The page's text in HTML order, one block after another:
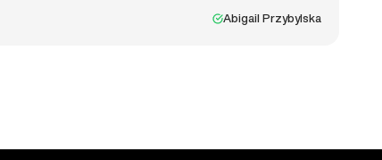
Abigail Przybylska